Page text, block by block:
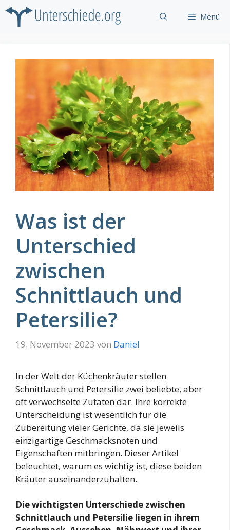
Zum
Inhalt
Menü
Was ist der
Unterschied
zwischen
Schnittlauch und
Petersilie?
19. November 2023 von Daniel
In der Welt der Küchenkräuter stellen
Schnittlauch und Petersilie zwei beliebte, aber
oft verwechselte Zutaten dar. Ihre korrekte
Unterscheidung ist wesentlich für die
Zubereitung vieler Gerichte, da sie jeweils
einzigartige Geschmacksnoten und
Eigenschaften mitbringen. Dieser Artikel
beleuchtet, warum es wichtig ist, diese beiden
Kräuter auseinanderzuhalten.
Die wichtigsten Unterschiede zwischen
Schnittlauch und Petersilie liegen in ihrem